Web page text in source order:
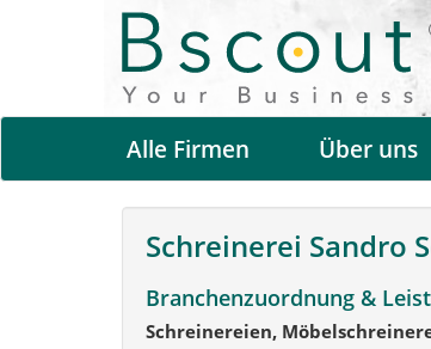
Alle Firmen Über uns
Schreinerei Sandro
Branchenzuordnung &
Schreinereien,